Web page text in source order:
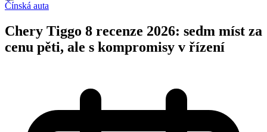
Čínská auta
Chery Tiggo 8 recenze 2026: sedm míst za
cenu pěti, ale s kompromisy v řízení